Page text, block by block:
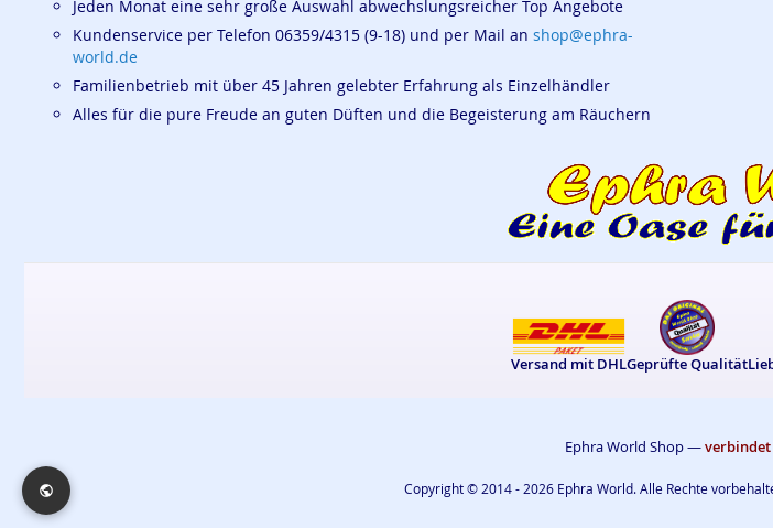
Jeden Monat eine sehr große Auswahl abwechslungsreicher Top Angebote
Kundenservice per Telefon 06359/4315 (9-18) und per Mail an shop@ephra-
world.de
Familienbetrieb mit über 45 Jahren gelebter Erfahrung als Einzelhändler
Alles für die pure Freude an guten Düften und die Begeisterung am Räuchern
Versand mit DHLGeprüfte Qualität
Ephra World Shop —verbindet
Copyright © 2014 - 2026 Ephra World. Alle Rechte